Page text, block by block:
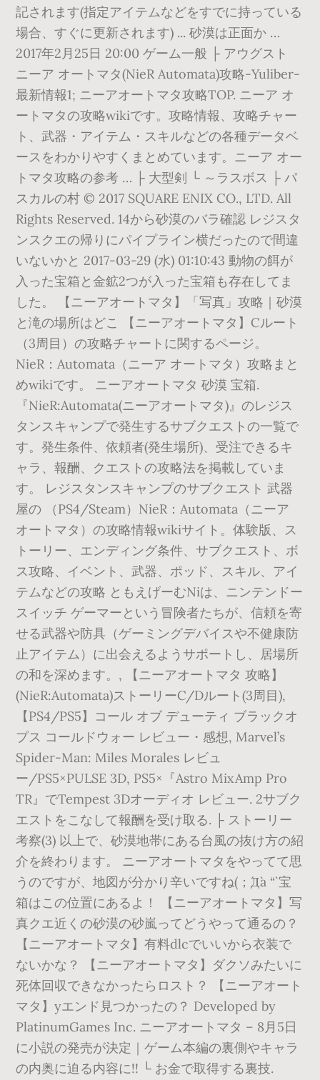
記されます(指定アイテムなどをすでに持っている
場合、すぐに更新されます) ... 砂漠は正面か …
2017年2月25日 20:00 ゲーム一般 ├ アウグスト
ニーア オートマタ(NieR Automata)攻略-Yuliber-
最新情報1; ニーアオートマタ攻略TOP. ニーア オ
ートマタの攻略wikiです。攻略情報、攻略チャー
ト、武器・アイテム・スキルなどの各種データベ
ースをわかりやすくまとめています。ニーア オー
トマタ攻略の参考 … ├ 大型剣 └ ～ラスボス ├ パ
スカルの村 © 2017 SQUARE ENIX CO., LTD. All
Rights Reserved. 14から砂漠のバラ確認 レジスタ
ンスクエの帰りにパイプライン横だったので間違
いないかと 2017-03-29 (水) 01:10:43 動物の餌が
入った宝箱と金鉱2つが入った宝箱も存在してま
した。 【ニーアオートマタ】「写真」攻略｜砂漠
と滝の場所はどこ 【ニーアオートマタ】Cルート
（3周目）の攻略チャートに関するページ。
NieR：Automata（ニーア オートマタ）攻略まと
めwikiです。 ニーアオートマタ 砂漠 宝箱.
『NieR:Automata(ニーアオートマタ)』のレジス
タンスキャンプで発生するサブクエストの一覧で
す。発生条件、依頼者(発生場所)、受注できるキ
ャラ、報酬、クエストの攻略法を掲載していま
す。 レジスタンスキャンプのサブクエスト 武器
屋の （PS4/Steam）NieR：Automata（ニーア
オートマタ）の攻略情報wikiサイト。体験版、ス
トーリー、エンディング条件、サブクエスト、ボ
ス攻略、イベント、武器、ポッド、スキル、アイ
テムなどの攻略 ともえげーむNiは、ニンテンドー
スイッチ ゲーマーという冒険者たちが、信頼を寄
せる武器や防具（ゲーミングデバイスや不健康防
止アイテム）に出会えるようサポートし、居場所
の和を深めます。, 【ニーアオートマタ 攻略】
(NieR:Automata)ストーリーC/Dルート(3周目),
【PS4/PS5】コール オブ デューティ ブラックオ
プス コールドウォー レビュー・感想, Marvel’s
Spider-Man: Miles Morales レビュ
ー/PS5×PULSE 3D, PS5×『Astro MixAmp Pro
TR』でTempest 3Dオーディオ レビュー. 2サブク
エストをこなして報酬を受け取る. ├ ストーリー
考察(3) 以上で、砂漠地帯にある台風の抜け方の紹
介を終わります。 ニーアオートマタをやってて思
うのですが、地図が分かり辛いですね(；´Д`a “` 宝
箱はこの位置にあるよ！ 【ニーアオートマタ】写
真クエ近くの砂漠の砂嵐ってどうやって通るの？
【ニーアオートマタ】有料dlcでいいから衣装で
ないかな？ 【ニーアオートマタ】ダクソみたいに
死体回収できなかったらロスト？ 【ニーアオート
マタ】yエンド見つかったの？ Developed by
PlatinumGames Inc. ニーアオートマタ – 8月5日
に小説の発売が決定｜ゲーム本編の裏側やキャラ
の内奥に迫る内容に!! └ お金で取得する裏技.